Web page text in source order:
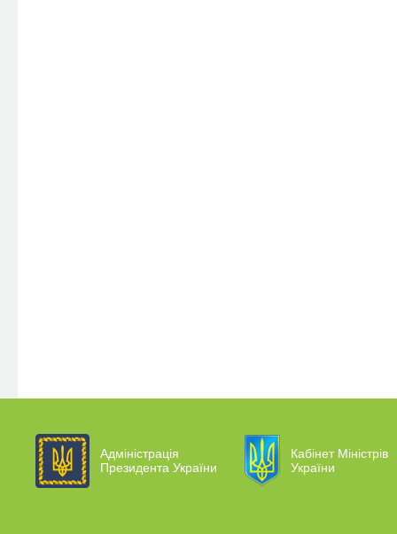
Адміністрація
Президента України
Кабінет Міністрів
України